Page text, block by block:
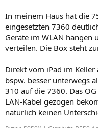
In meinem Haus hat die
eingesetzten 7360
Geräte im WLAN hängen
verteilen. Die Box steht
Direkt vom iPad im
bspw. besser unterwegs
310 auf die 7360. Das
LAN-Kabel gezogen
natürlich keinen